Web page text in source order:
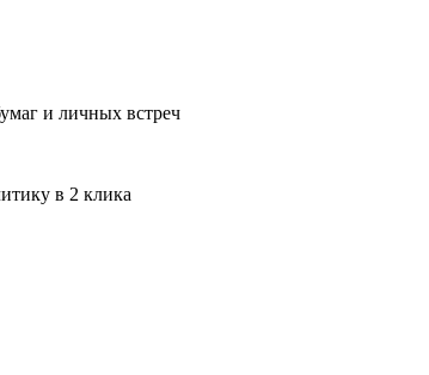
и личных встреч
в 2 клика